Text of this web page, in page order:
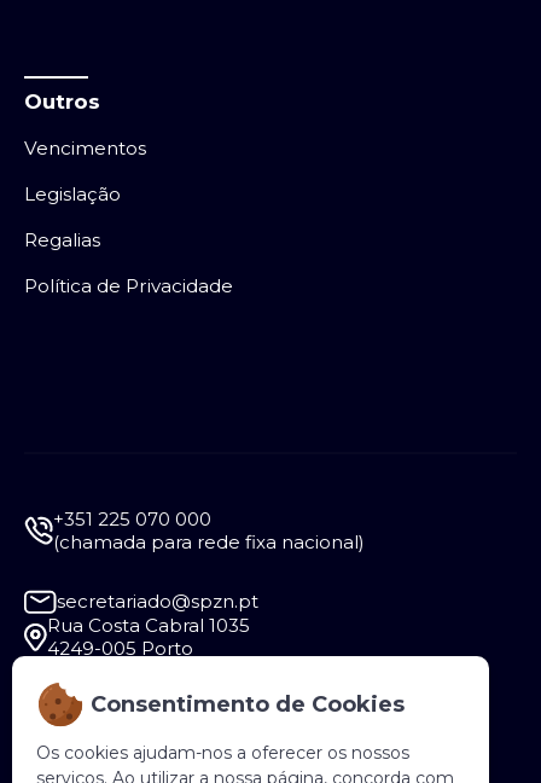
Consentimento de Cookies
Os cookies ajudam-nos a oferecer os nossos
serviços. Ao utilizar a nossa página, concorda com
Outros
Vencimentos
Legislação
Regalias
Política de Privacidade
+351 225 070 000
(chamada para rede fixa nacional)
secretariado@spzn.pt
Rua Costa Cabral 1035
4249-005 Porto
Segunda a Sexta - 9:30 às 12:30 e das 14:00 às
18:00